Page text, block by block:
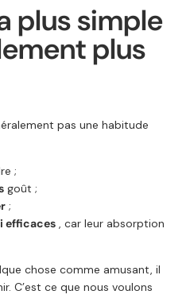
plus simple
plus
pas une habitude
;
goût ;
;
efficaces , car leur absorption
chose comme amusant, il
C’est ce que nous voulons